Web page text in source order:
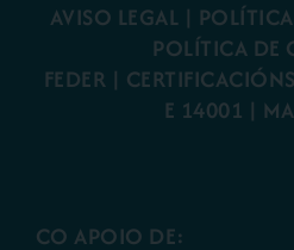
AVISO LEGAL |
POLÍTICA DE
FEDER |
E 14001 |
CO APOIO DE: